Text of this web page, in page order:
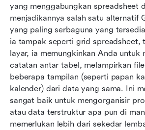
yang menggabungkan spreadsheet
menjadikannya salah satu alternatif
yang paling serbaguna yang
ia tampak seperti grid spreadsheet,
layar, ia memungkinkan Anda untuk
catatan antar tabel, melampirkan
beberapa tampilan (seperti papan
kalender) dari data yang sama. Ini
sangat baik untuk mengorganisir
atau data terstruktur apa pun di
memerlukan lebih dari sekedar